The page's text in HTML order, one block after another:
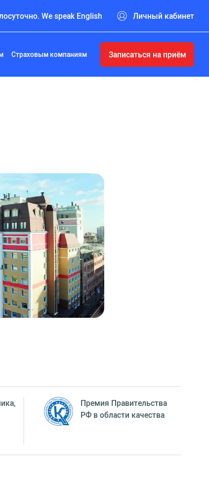
We speak English Личный кабинет
Страховым компаниям Записаться на приём
Премия Правительства
РФ в области качества